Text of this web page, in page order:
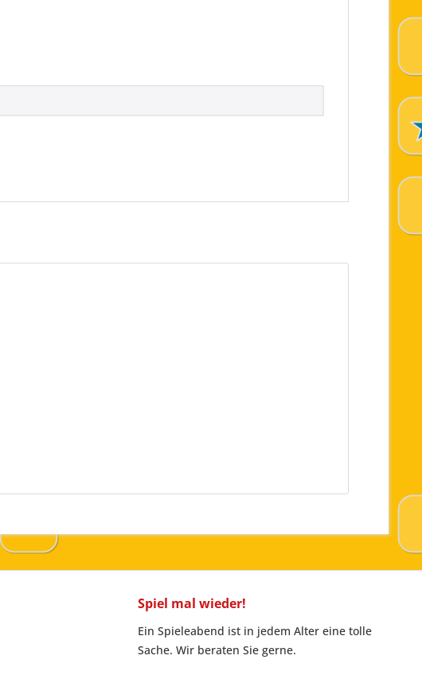
Spiel mal wieder!
Ein Spieleabend ist in jedem Alter eine tolle
Sache. Wir beraten Sie gerne.